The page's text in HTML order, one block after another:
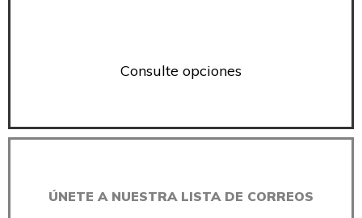
Consulte opciones
ÚNETE A NUESTRA LISTA DE CORREOS